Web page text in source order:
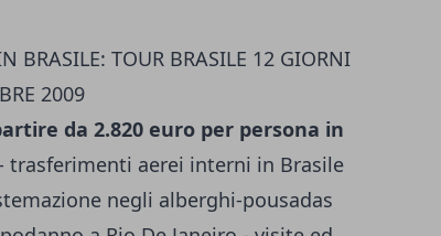
BRASILE: TOUR BRASILE 12 GIORNI
2009
da 2.820 euro per persona in
trasferimenti aerei interni in Brasile
negli alberghi-pousadas